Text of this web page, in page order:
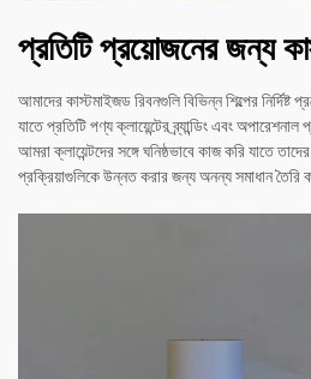
প্রতিটি প্রয়োজনের জন্য
আমাদের কাস্টমাইজড রিবনগুলি বিভিন্ন শিল্পের
যাতে প্রতিটি পণ্য ক্লায়েন্টের ব্র্যান্ডিং এবং
আমরা ক্লায়েন্টদের সঙ্গে ঘনিষ্ঠভাবে কাজ করি যাতে
প্রক্রিয়াগুলিকে উন্নত করার জন্য অনন্য সমাধান তৈরি